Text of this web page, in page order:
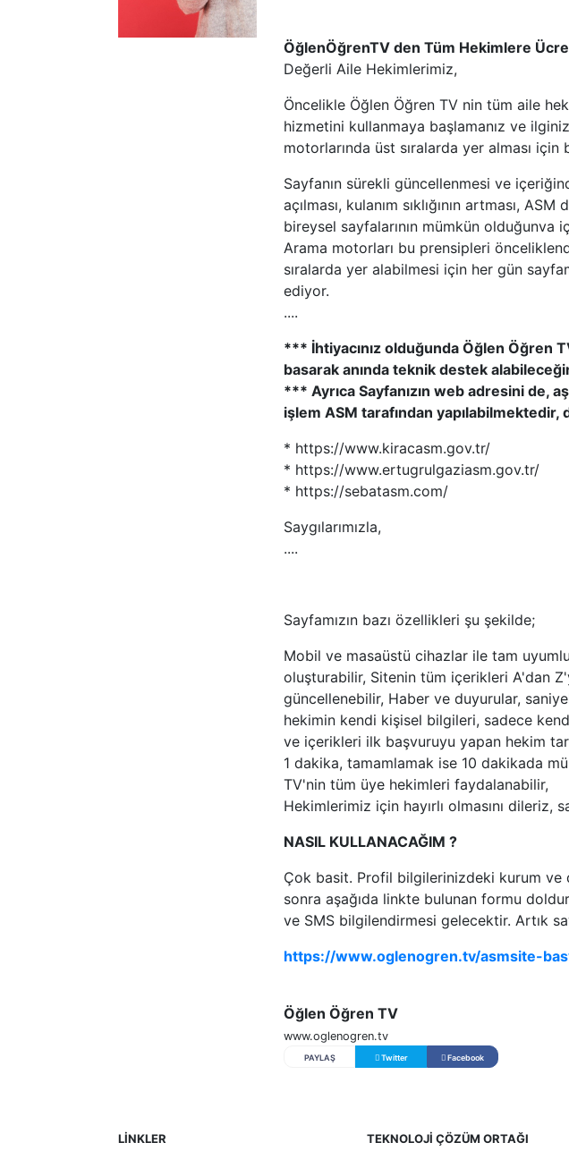
ÖğlenÖğrenTV den Tüm Hekimlere
Değerli Aile Hekimlerimiz,
Öncelikle Öğlen Öğren TV nin tüm aile
hizmetini kullanmaya başlamanız ve
motorlarında üst sıralarda yer alması
Sayfanın sürekli güncellenmesi ve
açılması, kulanım sıklığının artması,
bireysel sayfalarının mümkün olduğunva
Arama motorları bu prensipleri
sıralarda yer alabilmesi için her gün
ediyor.
....
*** İhtiyacınız olduğunda Öğlen Öğren
basarak anında teknik destek
*** Ayrıca Sayfanızın web adresini de,
işlem ASM tarafından
* https://www.kiracasm.gov.tr/
* https://www.ertugrulgaziasm.gov.tr/
* https://sebatasm.com/
Saygılarımızla,
....
Sayfamızın bazı özellikleri şu şekilde;
Mobil ve masaüstü cihazlar ile tam
oluşturabilir, Sitenin tüm içerikleri A'dan
güncellenebilir, Haber ve duyurular,
hekimin kendi kişisel bilgileri, sadece
ve içerikleri ilk başvuruyu yapan hekim
1 dakika, tamamlamak ise 10 dakikada
TV'nin tüm üye hekimleri faydalanabilir,
Hekimlerimiz için hayırlı olmasını dileriz,
NASIL KULLANACAĞIM ?
Çok basit. Profil bilgilerinizdeki kurum
sonra aşağıda linkte bulunan formu
ve SMS bilgilendirmesi gelecektir. Artık
https://www.oglenogren.tv/asmsite-
Öğlen Öğren TV
www.oglenogren.tv
PAYLAŞ Twitter Facebook
LİNKLER TEKNOLOJİ ÇÖZÜM ORTAĞI